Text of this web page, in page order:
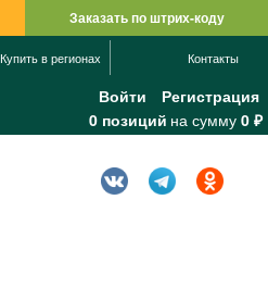
Заказать по штрих-коду
Купить в регионах Контакты
Войти
Регистрация
0 позиций на сумму 0 ₽